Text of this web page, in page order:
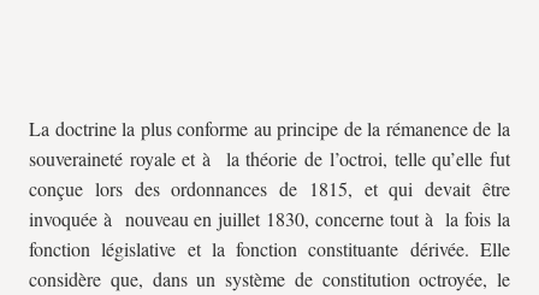
La doctrine la plus conforme au principe de la rémanence de la
souveraineté royale et à la théorie de l’octroi, telle qu’elle fut
conçue lors des ordonnances de 1815, et qui devait être
invoquée à nouveau en juillet 1830, concerne tout à la fois la
fonction législative et la fonction constituante dérivée. Elle
considère que, dans un système de constitution octroyée, le